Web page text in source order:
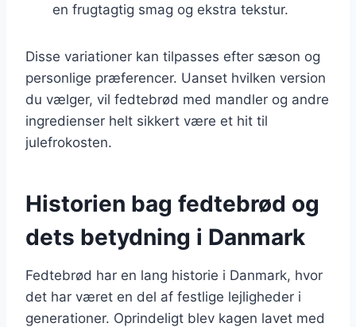
en frugtagtig smag og ekstra tekstur.
Disse variationer kan tilpasses efter sæson og
personlige præferencer. Uanset hvilken version
du vælger, vil fedtebrød med mandler og andre
ingredienser helt sikkert være et hit til
julefrokosten.
Historien bag fedtebrød og
dets betydning i Danmark
Fedtebrød har en lang historie i Danmark, hvor
det har været en del af festlige lejligheder i
generationer. Oprindeligt blev kagen lavet med